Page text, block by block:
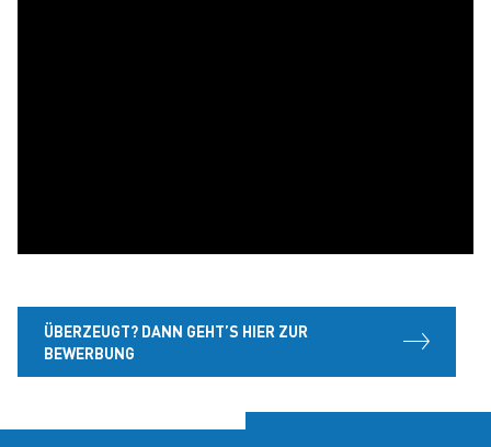
ÜBERZEUGT? DANN GEHT’S HIER ZUR
BEWERBUNG